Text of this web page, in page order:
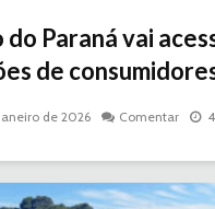
Paraná vai
de
de 2026 Comentar